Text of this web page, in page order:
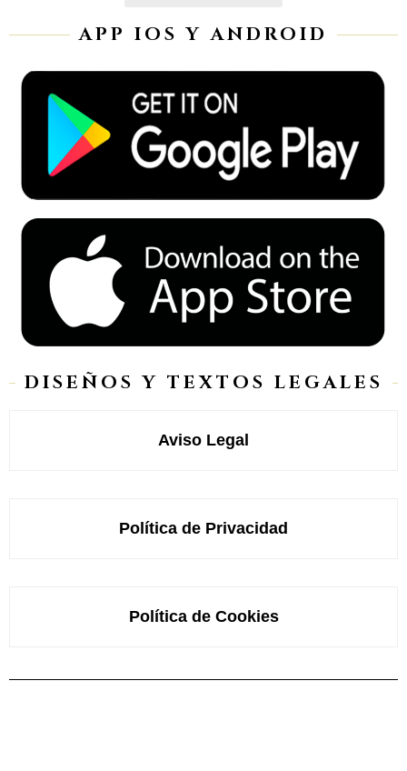
APP IOS Y ANDROID
DISEÑOS Y TEXTOS LEGALES
Aviso Legal
Política de Privacidad
Política de Cookies